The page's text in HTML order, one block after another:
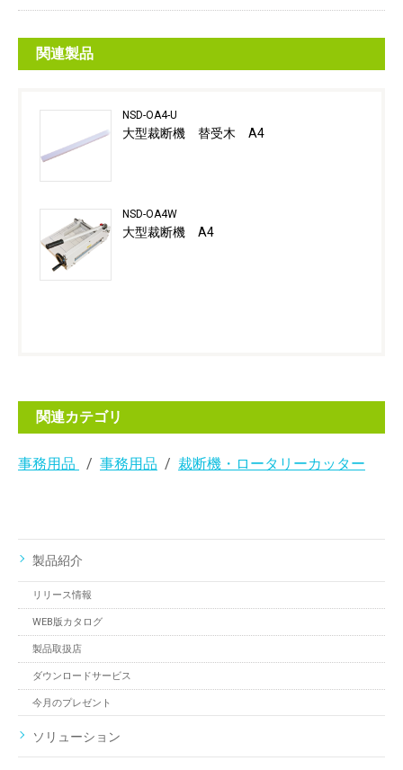
関連製品
NSD-OA4-U
大型裁断機 替受木 A4
NSD-OA4W
大型裁断機 A4
関連カテゴリ
事務用品 事務用品 裁断機・ロータリーカッター
製品紹介
リリース情報
WEB版カタログ
製品取扱店
ダウンロードサービス
今月のプレゼント
ソリューション